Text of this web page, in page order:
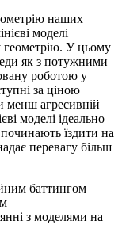
наших
моделі
У цьому
як з потужними
роботою у
за ціною
менш агресивній
моделі ідеально
починають їздити на
перевагу більш
баттингом
з моделями на